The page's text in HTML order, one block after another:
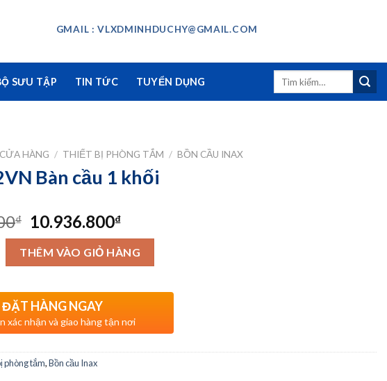
GMAIL : VLXDMINHDUCHY@GMAIL.COM
SƯU TẬP TIN TỨC TUYỂN DỤNG
CỬA HÀNG / THIẾT BỊ PHÒNG TẮM / BỒN CẦU INAX
Bàn cầu 1 khối
₫
Giá
gốc
là:
17.360.000₫.
10.936.800₫Giá
hiện
tại
là:
10.936.800₫.
THÊM VÀO GIỎ HÀNG
ĐẶT HÀNG NGAY
xác nhận và giao hàng tận nơi
phòng tắm,Bồn cầu Inax